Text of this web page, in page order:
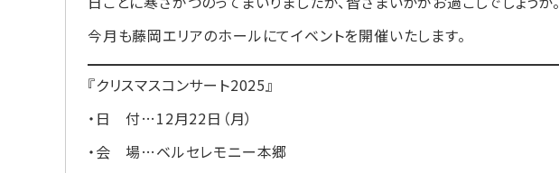
今月も藤岡エリアのホールにてイベントを開催いたします。
『クリスマスコンサート2025』
・日 付…12月22日（月）
・会 場…ベルセレモニー本郷